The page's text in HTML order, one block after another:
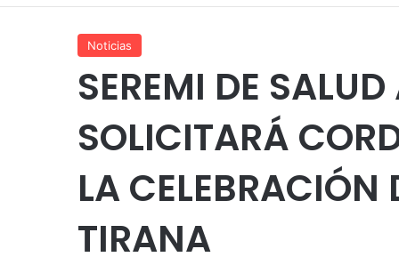
Noticias
SEREMI DE
SOLICITARÁ
LA CELEBRACIÓN
TIRANA